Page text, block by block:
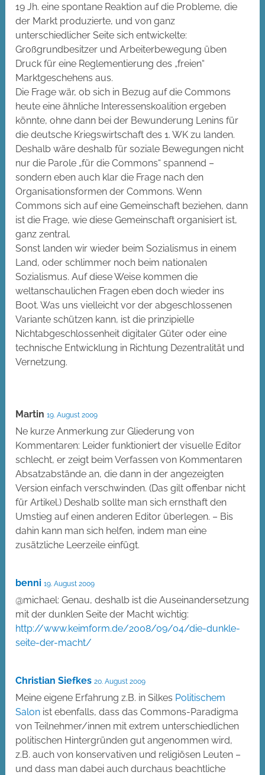
19 Jh. eine spontane Reaktion auf die Probleme, die
der Markt produzierte, und von ganz
unterschiedlicher Seite sich entwickelte:
Großgrundbesitzer und Arbeiterbewegung üben
Druck für eine Reglementierung des „freien“
Marktgeschehens aus.
Die Frage wär, ob sich in Bezug auf die Commons
heute eine ähnliche Interessenskoalition ergeben
könnte, ohne dann bei der Bewunderung Lenins für
die deutsche Kriegswirtschaft des 1. WK zu landen.
Deshalb wäre deshalb für soziale Bewegungen nicht
nur die Parole „für die Commons“ spannend –
sondern eben auch klar die Frage nach den
Organisationsformen der Commons. Wenn
Commons sich auf eine Gemeinschaft beziehen, dann
ist die Frage, wie diese Gemeinschaft organisiert ist,
ganz zentral.
Sonst landen wir wieder beim Sozialismus in einem
Land, oder schlimmer noch beim nationalen
Sozialismus. Auf diese Weise kommen die
weltanschaulichen Fragen eben doch wieder ins
Boot. Was uns vielleicht vor der abgeschlossenen
Variante schützen kann, ist die prinzipielle
Nichtabgeschlossenheit digitaler Güter oder eine
technische Entwicklung in Richtung Dezentralität und
Vernetzung.
Martin 19. August 2009
Ne kurze Anmerkung zur Gliederung von
Kommentaren: Leider funktioniert der visuelle Editor
schlecht, er zeigt beim Verfassen von Kommentaren
Absatzabstände an, die dann in der angezeigten
Version einfach verschwinden. (Das gilt offenbar nicht
für Artikel.) Deshalb sollte man sich ernsthaft den
Umstieg auf einen anderen Editor überlegen. – Bis
dahin kann man sich helfen, indem man eine
zusätzliche Leerzeile einfügt.
benni 19. August 2009
@michael: Genau, deshalb ist die Auseinandersetzung
mit der dunklen Seite der Macht wichtig:
http://www.keimform.de/2008/09/04/die-dunkle-
seite-der-macht/
Christian Siefkes 20. August 2009
Meine eigene Erfahrung z.B. in Silkes Politischem
Salon ist ebenfalls, dass das Commons-Paradigma
von Teilnehmer/innen mit extrem unterschiedlichen
politischen Hintergründen gut angenommen wird,
z.B. auch von konservativen und religiösen Leuten –
und dass man dabei auch durchaus beachtliche